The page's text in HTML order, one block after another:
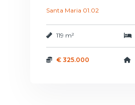
Santa Maria 01.02
119 m²
€ 325.000